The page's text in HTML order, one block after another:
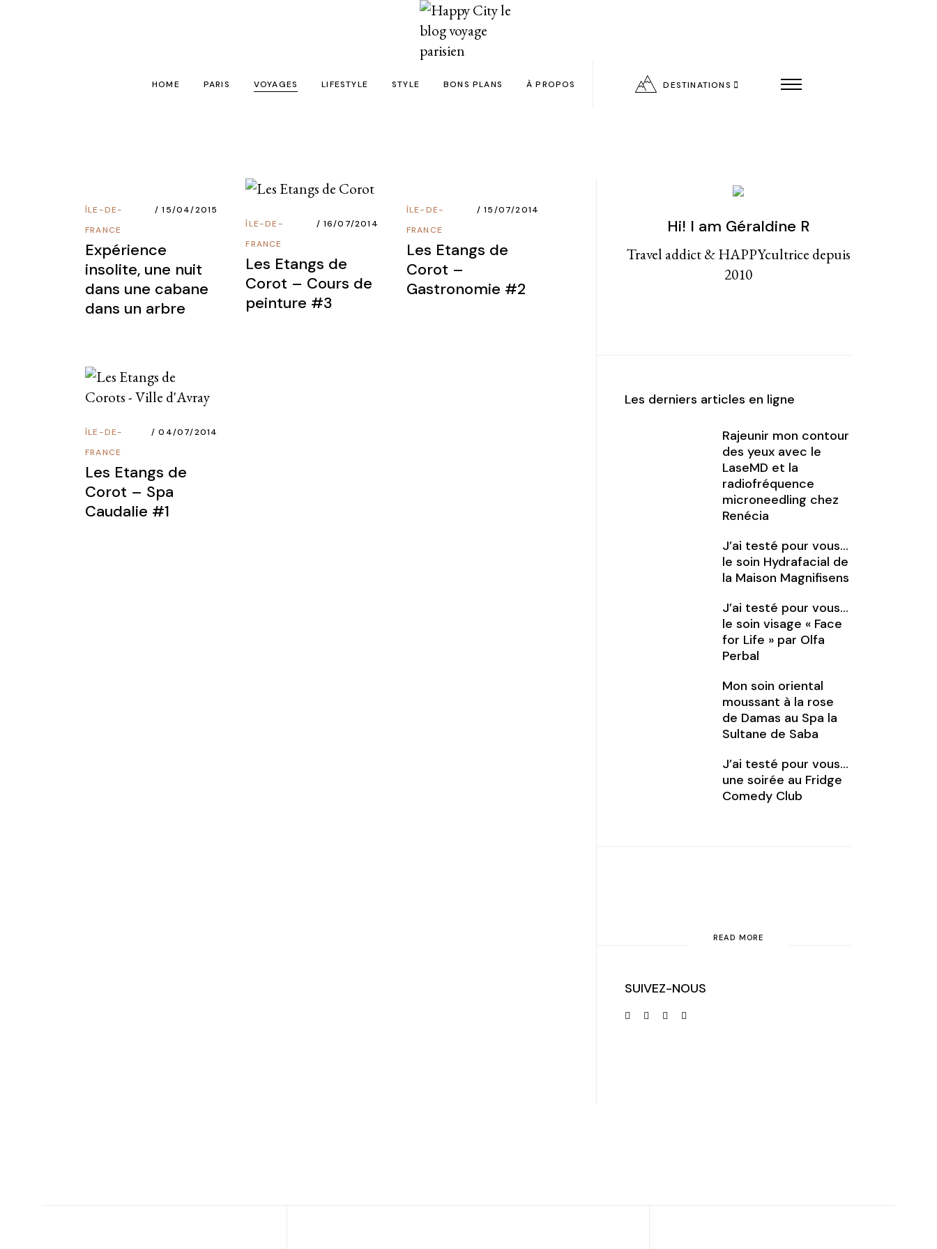
HOME PARIS
Spa / Sport
Visites
VOYAGES
Europe
Monde
Destinations en 24h chrono
Dans le sac des filles
LIFESTYLE
Déco
Food & Drink
Shopping
Kids
STYLE
Tattoos
BONS PLANS À PROPOS
Politique de confidentialité
DESTINATIONS
ÎLE-DE-
FRANCE
15/04/2015
Expérience
insolite, une nuit
dans une cabane
dans un arbre
ÎLE-DE-
FRANCE
16/07/2014
Les Etangs de
Corot – Cours de
peinture #3
ÎLE-DE-
FRANCE
15/07/2014
Les Etangs de
Corot –
Gastronomie #2
ÎLE-DE-
FRANCE
04/07/2014
Les Etangs de
Corot – Spa
Caudalie #1
Hi! I am Géraldine R
Travel addict & HAPPYcultrice depuis
2010
Les derniers articles en ligne
Rajeunir mon contour
des yeux avec le
LaseMD et la
radiofréquence
microneedling chez
Renécia
J’ai testé pour vous…
le soin Hydrafacial de
la Maison Magnifisens
J’ai testé pour vous…
le soin visage « Face
for Life » par Olfa
Perbal
Mon soin oriental
moussant à la rose
de Damas au Spa la
Sultane de Saba
J’ai testé pour vous…
une soirée au Fridge
Comedy Club
READ MORE
SUIVEZ-NOUS